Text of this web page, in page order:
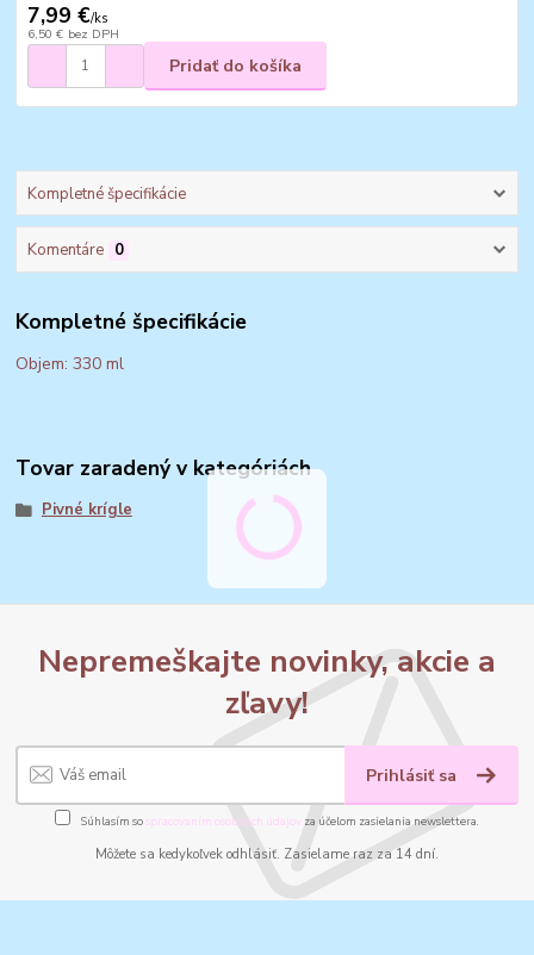
7,99 €/ks
6,50 € bez DPH
Pridať do košíka
Kompletné špecifikácie
Komentáre 0
Kompletné špecifikácie
Objem: 330 ml
Tovar zaradený v kategóriách
Pivné krígle
Nepremeškajte novinky, akcie a
zľavy!
Prihlásiť sa
Súhlasím sospracovaním osobných údajov za účelom zasielania newslettera.
Môžete sa kedykoľvek odhlásiť. Zasielame raz za 14 dní.